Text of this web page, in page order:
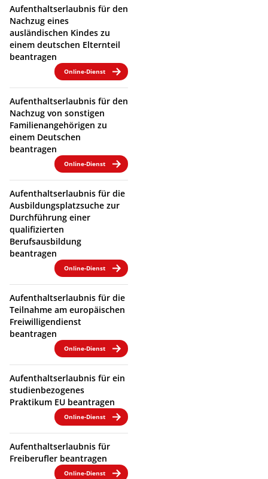
Aufenthaltserlaubnis für den
Nachzug eines
ausländischen Kindes zu
einem deutschen Elternteil
beantragen
Online-Dienst
Aufenthaltserlaubnis für den
Nachzug von sonstigen
Familienangehörigen zu
einem Deutschen
beantragen
Online-Dienst
Aufenthaltserlaubnis für die
Ausbildungsplatzsuche zur
Durchführung einer
qualifizierten
Berufsausbildung
beantragen
Online-Dienst
Aufenthaltserlaubnis für die
Teilnahme am europäischen
Freiwilligendienst
beantragen
Online-Dienst
Aufenthaltserlaubnis für ein
studienbezogenes
Praktikum EU beantragen
Online-Dienst
Aufenthaltserlaubnis für
Freiberufler beantragen
Online-Dienst